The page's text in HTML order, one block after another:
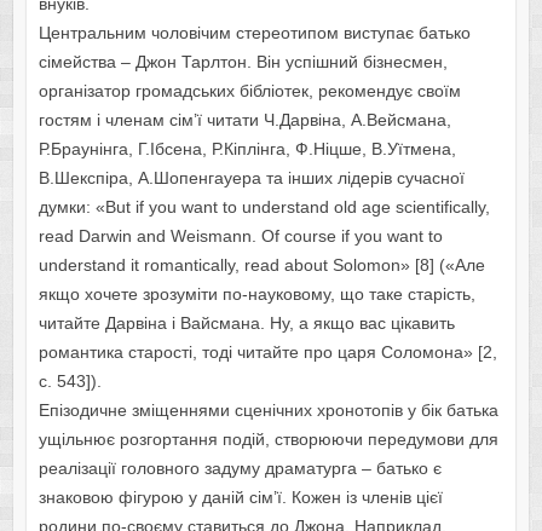
внуків.
Центральним чоловічим стереотипом виступає батько
сімейства – Джон Тарлтон. Він успішний бізнесмен,
організатор громадських бібліотек, рекомендує своїм
гостям і членам сім’ї читати Ч.Дарвіна, А.Вейсмана,
Р.Браунінга, Г.Ібсена, Р.Кіплінга, Ф.Ніцше, В.Уїтмена,
В.Шекспіра, А.Шопенгауера та інших лідерів сучасної
думки: «But if you want to understand old age scientifically,
read Darwin and Weismann. Of course if you want to
understand it romantically, read about Solomon» [8] («Але
якщо хочете зрозуміти по-науковому, що таке старість,
читайте Дарвіна і Вайсмана. Ну, а якщо вас цікавить
романтика старості, тоді читайте про царя Соломона» [2,
с. 543]).
Епізодичне зміщеннями сценічних хронотопів у бік батька
ущільнює розгортання подій, створюючи передумови для
реалізації головного задуму драматурга – батько є
знаковою фігурою у даній сім’ї. Кожен із членів цієї
родини по-своєму ставиться до Джона. Наприклад,